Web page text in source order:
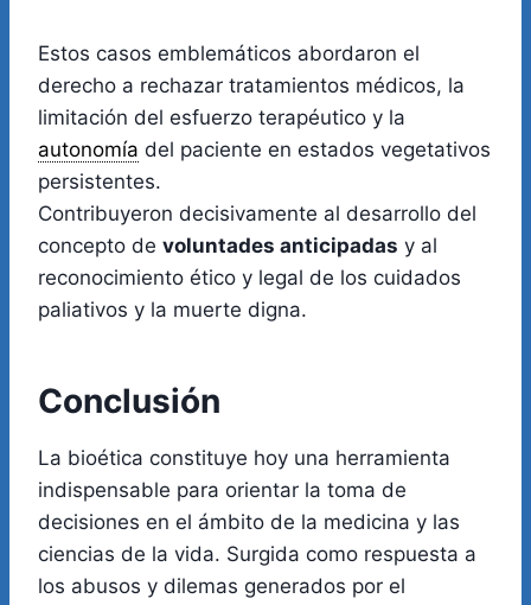
Estos casos emblemáticos abordaron el
derecho a rechazar tratamientos médicos, la
limitación del esfuerzo terapéutico y la
autonomía del paciente en estados vegetativos
persistentes.
Contribuyeron decisivamente al desarrollo del
concepto de voluntades anticipadas y al
reconocimiento ético y legal de los cuidados
paliativos y la muerte digna.
Conclusión
La bioética constituye hoy una herramienta
indispensable para orientar la toma de
decisiones en el ámbito de la medicina y las
ciencias de la vida. Surgida como respuesta a
los abusos y dilemas generados por el